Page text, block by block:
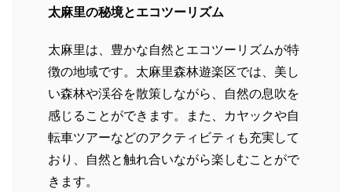
太麻里の秘境とエコツーリズム
太麻里は、豊かな自然とエコツーリズムが特
徴の地域です。太麻里森林遊楽区では、美し
い森林や渓谷を散策しながら、自然の息吹を
感じることができます。また、カヤックや自
転車ツアーなどのアクティビティも充実して
おり、自然と触れ合いながら楽しむことがで
きます。